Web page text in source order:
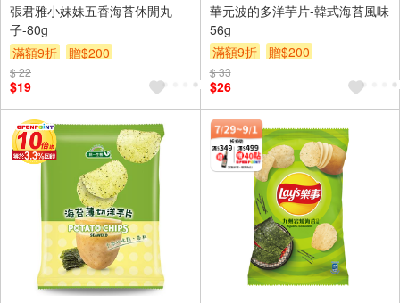
張君雅小妹妹五香海苔休閒丸
子-80g
滿額9折
贈$200
$ 22
$19
華元波的多洋芋片-韓式海苔風味
56g
滿額9折
贈$200
$ 33
$26